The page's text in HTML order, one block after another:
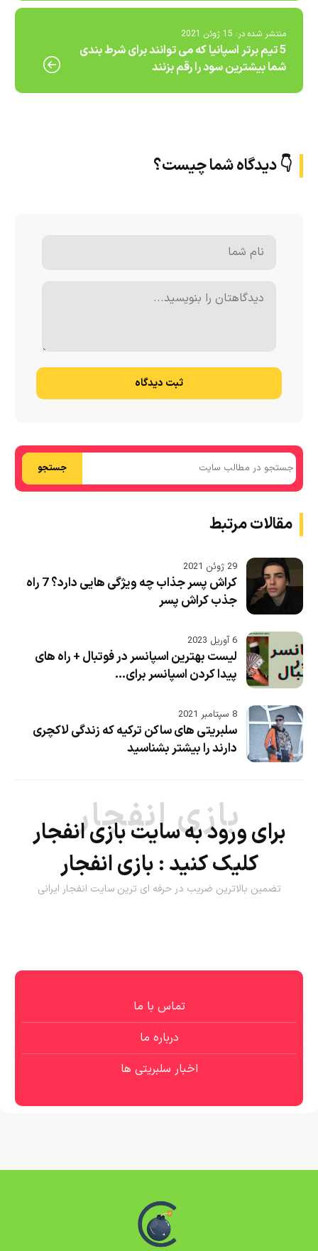
منتشر شده در: 15 ژوئن 2021
5 تیم برتر اسپانیا که می توانند برای شرط بندی
شما بیشترین سود را رقم بزنند
👇 دیدگاه شما چیست؟
ثبت دیدگاه
جستجو
مقالات مرتبط
29 ژوئن 2021
کراش پسر جذاب چه ویژگی هایی دارد؟ 7 راه
جذب کراش پسر
6 آوریل 2023
لیست بهترین اسپانسر در فوتبال + راه های
پیدا کردن اسپانسر برای...
8 سپتامبر 2021
سلبریتی های ساکن ترکیه که زندگی لاکچری
دارند را بیشتر بشناسید
بازی انفجار
برای ورود به سایت بازی انفجار
کلیک کنید : بازی انفجار
تضمین بالاترین ضریب در حرفه ای ترین سایت انفجار ایرانی
تماس با ما
درباره ما
اخبار سلبریتی ها